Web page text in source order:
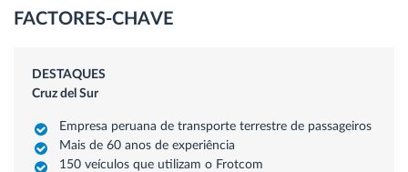
FACTORES-CHAVE
DESTAQUES
Cruz del Sur
Empresa peruana de transporte terrestre de passageiros
Mais de 60 anos de experiência
150 veículos que utilizam o Frotcom